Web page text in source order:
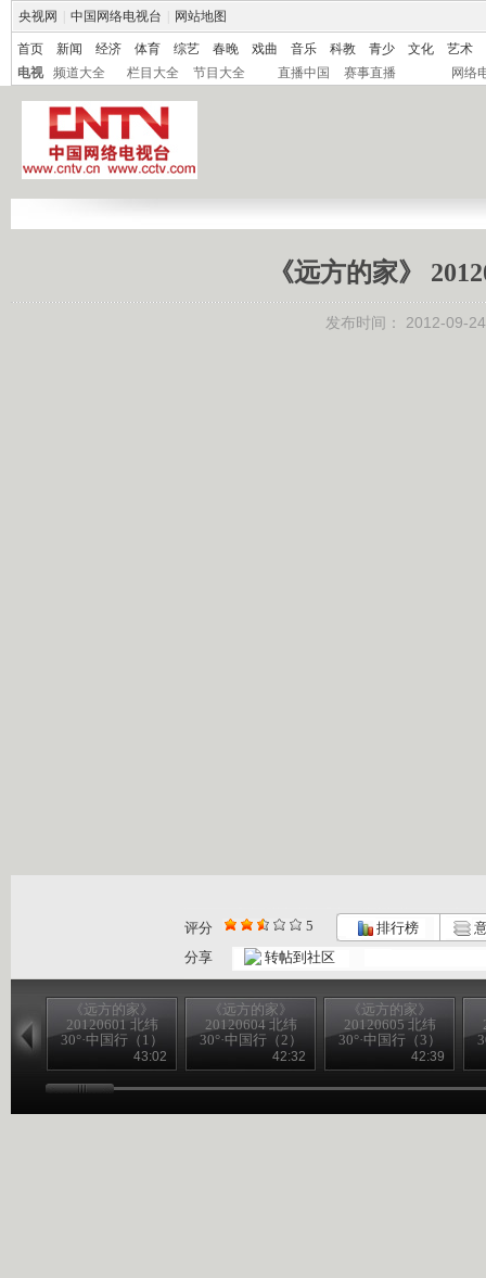
央视网 中国网络电视台 网站地图
首页 新闻 经济 体育 综艺 春晚 戏曲 音乐 科教 青少 文化
艺术
电视
频道大全 栏目大全 节目大全 直播中国 赛事直播 网络
《远方的家》
发布时间： 2012-09-
评分 5 排行榜
分享
转帖到社区
《远方的家》
20120601 北纬
30°·中国行（1）
43:02
《远方的家》
20120604 北纬
30°·中国行（2）
42:32
《远方的家》
20120605 北纬
30°·中国行（3）
42:39